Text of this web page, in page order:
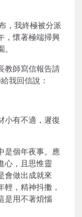
，我終極被分派
，懷著極端掃興
教師寫信報告請
我回信說：
小有不適，遲復
是個年夜事。應
心，且思惟靈
會做出成就來
，精神抖擻，
是用不著煩惱